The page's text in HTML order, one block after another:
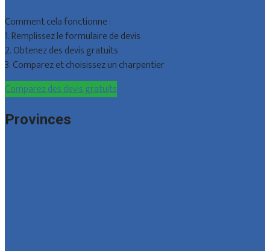
Comment cela fonctionne :
1. Remplissez le formulaire de devis
2. Obtenez des devis gratuits
3. Comparez et choisissez un charpentier
Comparez des devis gratuits
Provinces